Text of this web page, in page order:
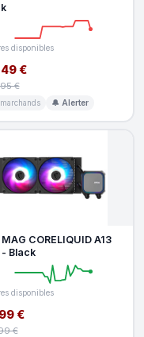
disponibles
€
€
🔔 Alerter
CORELIQUID A13
Black
disponibles
€
€